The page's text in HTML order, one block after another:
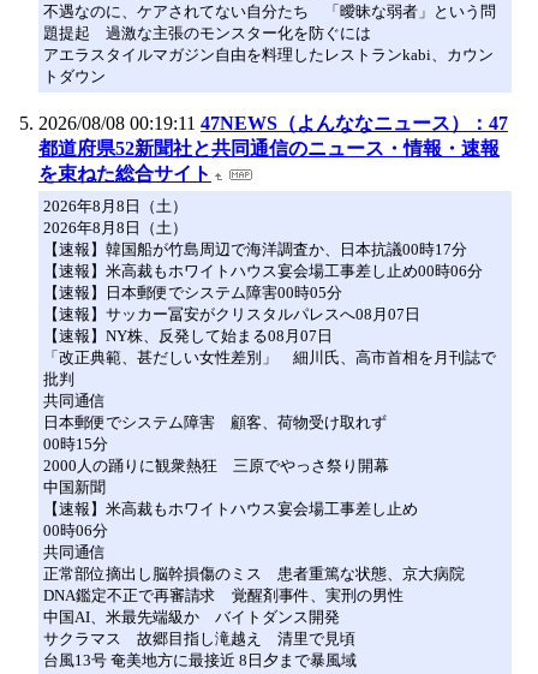
不遇なのに、ケアされてない自分たち 「曖昧な弱者」という問
題提起 過激な主張のモンスター化を防ぐには
アエラスタイルマガジン自由を料理したレストランkabi、カウン
トダウン
2026/08/08 00:19:11 47NEWS（よんななニュース）：47
都道府県52新聞社と共同通信のニュース・情報・速報
を束ねた総合サイト
2026年8月8日（土）
2026年8月8日（土）
【速報】韓国船が竹島周辺で海洋調査か、日本抗議00時17分
【速報】米高裁もホワイトハウス宴会場工事差し止め00時06分
【速報】日本郵便でシステム障害00時05分
【速報】サッカー冨安がクリスタルパレスへ08月07日
【速報】NY株、反発して始まる08月07日
「改正典範、甚だしい女性差別」 細川氏、高市首相を月刊誌で
批判
共同通信
日本郵便でシステム障害 顧客、荷物受け取れず
00時15分
2000人の踊りに観衆熱狂 三原でやっさ祭り開幕
中国新聞
【速報】米高裁もホワイトハウス宴会場工事差し止め
00時06分
共同通信
正常部位摘出し脳幹損傷のミス 患者重篤な状態、京大病院
DNA鑑定不正で再審請求 覚醒剤事件、実刑の男性
中国AI、米最先端級か バイトダンス開発
サクラマス 故郷目指し滝越え 清里で見頃
台風13号 奄美地方に最接近 8日夕まで暴風域